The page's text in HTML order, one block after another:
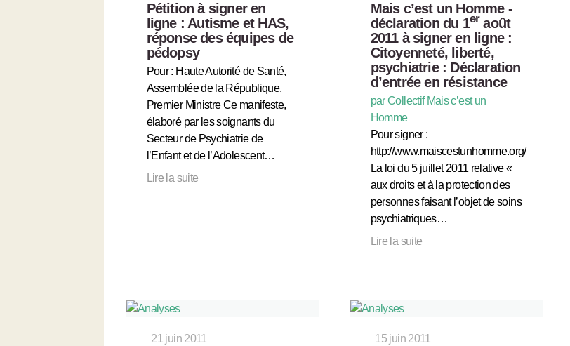
Pétition à signer en
ligne : Autisme et HAS,
réponse des équipes de
pédopsy
Pour : Haute Autorité de Santé,
Assemblée de la République,
Premier Ministre Ce manifeste,
élaboré par les soignants du
Secteur de Psychiatrie de
l’Enfant et de l’Adolescent…
Lire la suite
Mais c’est un Homme -
déclaration du 1er août
2011 à signer en ligne :
Citoyenneté, liberté,
psychiatrie : Déclaration
d’entrée en résistance
par Collectif Mais c’est un
Homme
Pour signer :
http://www.maiscestunhomme.org/
La loi du 5 juillet 2011 relative «
aux droits et à la protection des
personnes faisant l’objet de soins
psychiatriques…
Lire la suite
21 juin 2011 15 juin 2011